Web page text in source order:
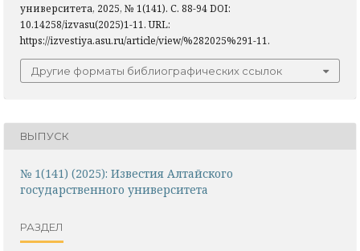
университета, 2025, № 1(141). С. 88-94 DOI:
10.14258/izvasu(2025)1-11. URL:
https://izvestiya.asu.ru/article/view/%282025%291-11.
Другие форматы библиографических ссылок
ВЫПУСК
№ 1(141) (2025): Известия Алтайского
государственного университета
РАЗДЕЛ